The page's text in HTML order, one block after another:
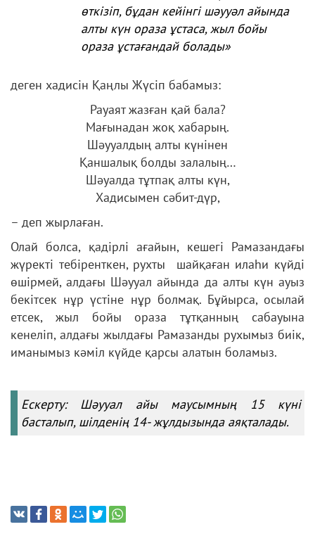
өткізіп, бұдан кейінгі шәууәл айында
алты күн ораза ұстаса, жыл бойы
ораза ұстағандай болады»
деген хадисін Қаңлы Жүсіп бабамыз:
Рауаят жазған қай бала?
Мағынадан жоқ хабарың.
Шәууалдың алты күнінен
Қаншалық болды залалың…
Шәуалда тұтпақ алты күн,
Хадисымен сәбит-дүр,
– деп жырлаған.
Олай болса, қадірлі ағайын, кешегі Рамазандағы
жүректі тебіренткен, рухты шайқаған илаһи күйді
өшірмей, алдағы Шәууал айында да алты күн ауыз
бекітсек нұр үстіне нұр болмақ. Бұйырса, осылай
етсек, жыл бойы ораза тұтқанның сабауына
кенеліп, алдағы жылдағы Рамазанды рухымыз биік,
иманымыз кәміл күйде қарсы алатын боламыз.
Ескерту: Шәууал айы маусымның 15 күні
басталып, шілденің 14- жұлдызында аяқталады.